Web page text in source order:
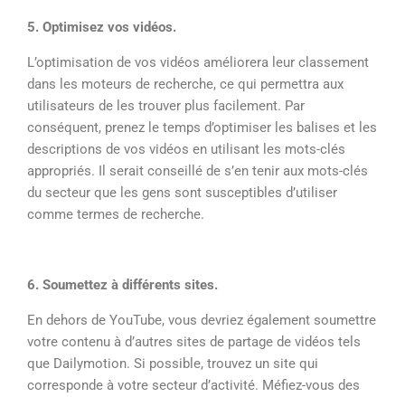
5. Optimisez vos vidéos.
L’optimisation de vos vidéos améliorera leur classement
dans les moteurs de recherche, ce qui permettra aux
utilisateurs de les trouver plus facilement. Par
conséquent, prenez le temps d’optimiser les balises et les
descriptions de vos vidéos en utilisant les mots-clés
appropriés. Il serait conseillé de s’en tenir aux mots-clés
du secteur que les gens sont susceptibles d’utiliser
comme termes de recherche.
6. Soumettez à différents sites.
En dehors de YouTube, vous devriez également soumettre
votre contenu à d’autres sites de partage de vidéos tels
que Dailymotion. Si possible, trouvez un site qui
corresponde à votre secteur d’activité. Méfiez-vous des